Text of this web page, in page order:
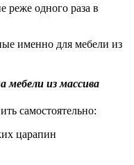
реже одного раза в
именно для мебели из
мебели из массива
самостоятельно:
царапин